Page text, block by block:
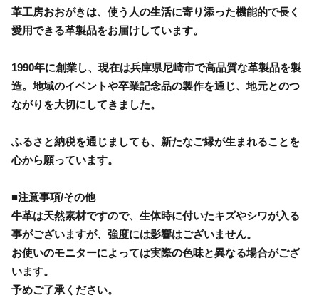
革工房おおがきは、使う人の生活に寄り添った機能的で長く
愛用できる革製品をお届けしています。
1990年に創業し、現在は兵庫県尼崎市で高品質な革製品を製
造。地域のイベントや卒業記念品の製作を通じ、地元とのつ
ながりを大切にしてきました。
ふるさと納税を通じましても、新たなご縁が生まれることを
心から願っています。
■注意事項/その他
牛革は天然素材ですので、生体時に付いたキズやシワが入る
事がございますが、強度には影響はございません。
お使いのモニターによっては実際の色味と異なる場合がござ
います。
予めご了承ください。